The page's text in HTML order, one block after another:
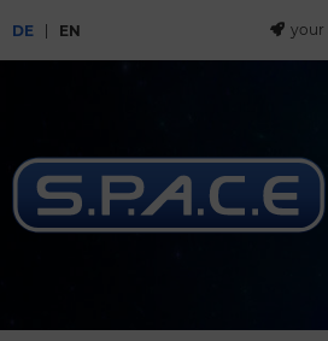
DE EN your